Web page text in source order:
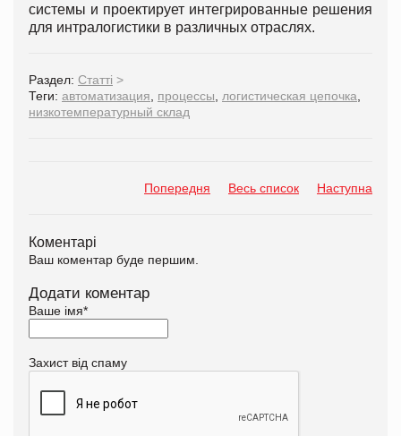
системы и проектирует интегрированные решения
для интралогистики в различных отраслях.
Раздел: Статті >
Теги: автоматизация процессы логистическая цепочка
низкотемпературный склад
Попередня Весь список Наступна
Коментарі
Ваш коментар буде першим.
Додати коментар
Ваше імя*
Захист від спаму